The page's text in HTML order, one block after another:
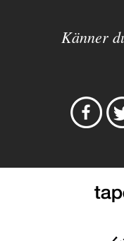
Känner